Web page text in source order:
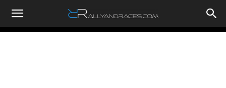
RallyandRaces.com